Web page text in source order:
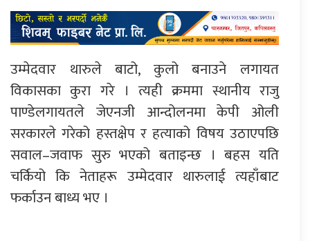
उम्मेदवार थारुले बाटो, कुलो बनाउने लगायत
विकासका कुरा गरे । त्यही क्रममा स्थानीय राजु
पाण्डेलगायतले जेएनजी आन्दोलनमा केपी ओली
सरकारले गरेको हस्तक्षेप र हत्याको विषय उठाएपछि
सवाल–जवाफ सुरु भएको बताइन्छ । बहस यति
चर्कियो कि नेताहरू उम्मेदवार थारुलाई त्यहाँबाट
फर्काउन बाध्य भए ।